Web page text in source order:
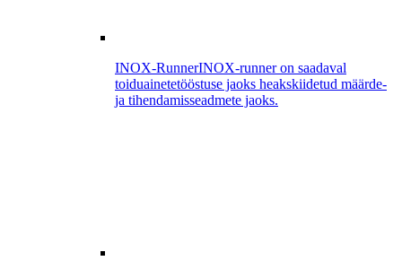
INOX-RunnerINOX-runner on saadaval
toiduainetetööstuse jaoks heakskiidetud määrde-
ja tihendamisseadmete jaoks.